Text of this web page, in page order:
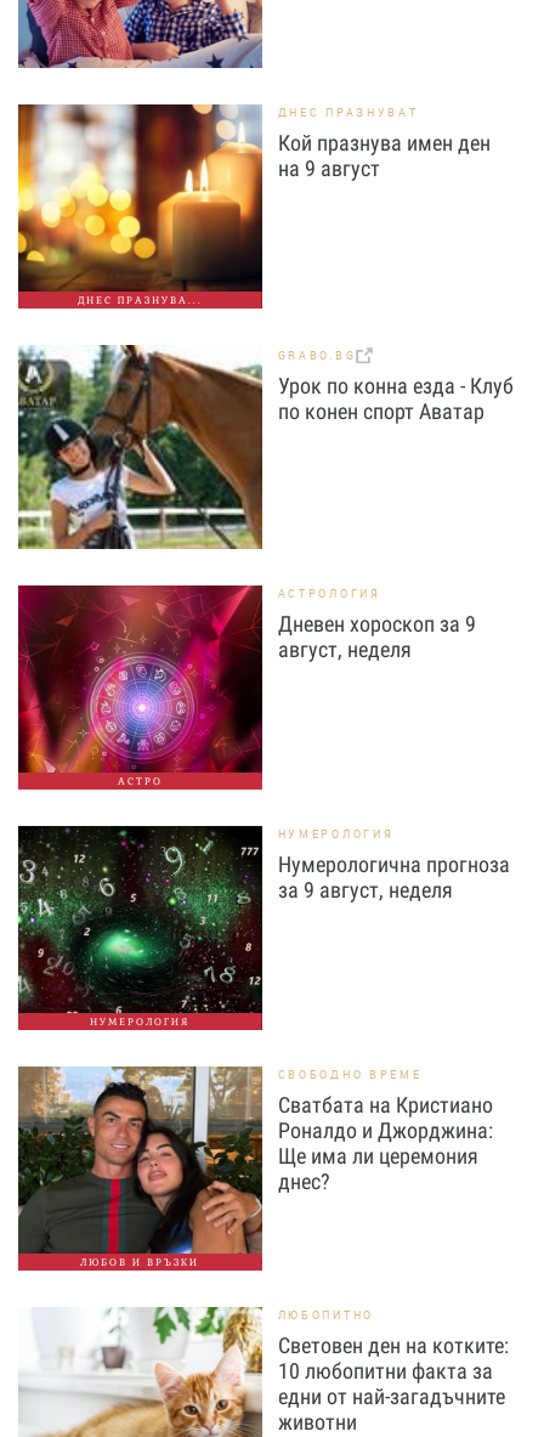
ДНЕС ПРАЗНУВА...
ДНЕС ПРАЗНУВАТ
Кой празнува имен ден
на 9 август
GRABO.BG
Урок по конна езда - Клуб
по конен спорт Аватар
АСТРО
АСТРОЛОГИЯ
Дневен хороскоп за 9
август, неделя
НУМЕРОЛОГИЯ
НУМЕРОЛОГИЯ
Нумерологична прогноза
за 9 август, неделя
ЛЮБОВ И ВРЪЗКИ
СВОБОДНО ВРЕМЕ
Сватбата на Кристиано
Роналдо и Джорджина:
Ще има ли церемония
днес?
ЛЮБОПИТНО
Световен ден на котките:
10 любопитни факта за
едни от най-загадъчните
животни